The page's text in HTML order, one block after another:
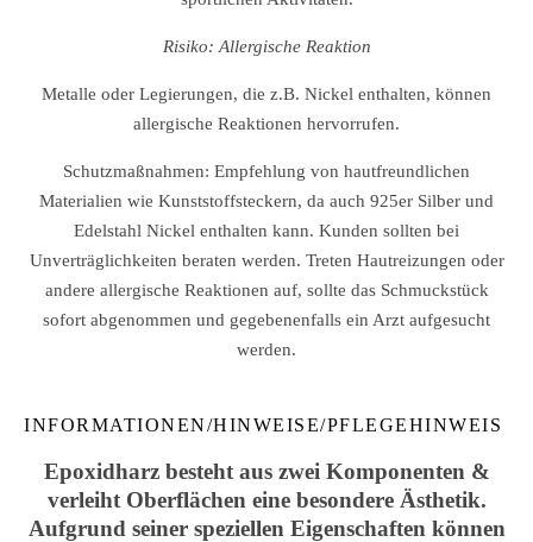
Risiko: Allergische Reaktion
Metalle oder Legierungen, die z.B. Nickel enthalten, können
allergische Reaktionen hervorrufen.
Schutzmaßnahmen: Empfehlung von hautfreundlichen
Materialien wie Kunststoffsteckern, da auch 925er Silber und
Edelstahl Nickel enthalten kann. Kunden sollten bei
Unverträglichkeiten beraten werden. Treten Hautreizungen oder
andere allergische Reaktionen auf, sollte das Schmuckstück
sofort abgenommen und gegebenenfalls ein Arzt aufgesucht
werden.
INFORMATIONEN/HINWEISE/PFLEGEHINWEIS
Epoxidharz besteht aus zwei Komponenten &
verleiht Oberflächen eine besondere Ästhetik.
Aufgrund seiner speziellen Eigenschaften können